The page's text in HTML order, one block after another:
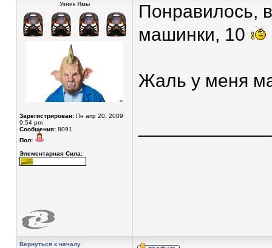
Узник Ямы
Зарегистрирован: Пн апр 20, 2009
9:54 pm
Сообщения: 8091
Пол:
Элементарная Сила:
Понравилось,
машинки, 10
Жаль у меня
Вернуться к началу